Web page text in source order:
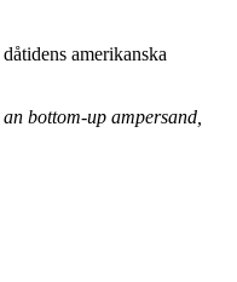
amerikanska
bottom-up ampersand,